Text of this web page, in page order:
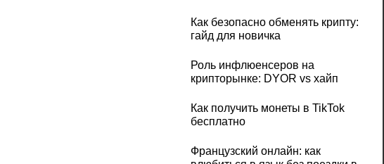
Как безопасно обменять крипту:
гайд для новичка
Роль инфлюенсеров на
крипторынке: DYOR vs хайп
Как получить монеты в TikTok
бесплатно
Французский онлайн: как